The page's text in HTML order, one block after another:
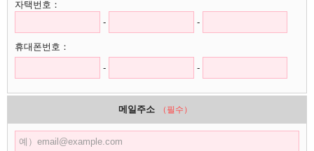
자택번호：
-
-
휴대폰번호：
-
-
메일주소 （필수）